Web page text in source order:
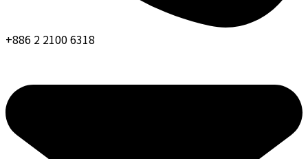
+886 2 2100 6318